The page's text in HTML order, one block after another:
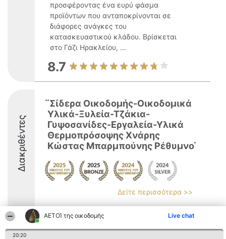
ΑΕΤΟΊ της οικοδομής Live chat
20:20
προσφέροντας ένα ευρύ φάσμα
προϊόντων που ανταποκρίνονται σε
διάφορες ανάγκες του
κατασκευαστικού κλάδου. Βρίσκεται
στο Γάζι Ηρακλείου, ...
8.7
Διακριθέντες
́ ́Σίδερα Οικοδομής-Οικοδομικά
Υλικά-Ξυλεία-Τζάκια-
Γυψοσανίδες-Εργαλεία-Υλικά
Θερμοπρόσοψης Χνάρης
Κώστας Μπαρμπούνης Ρέθυμνο ́
Δείτε περισσότερα >>
8.6